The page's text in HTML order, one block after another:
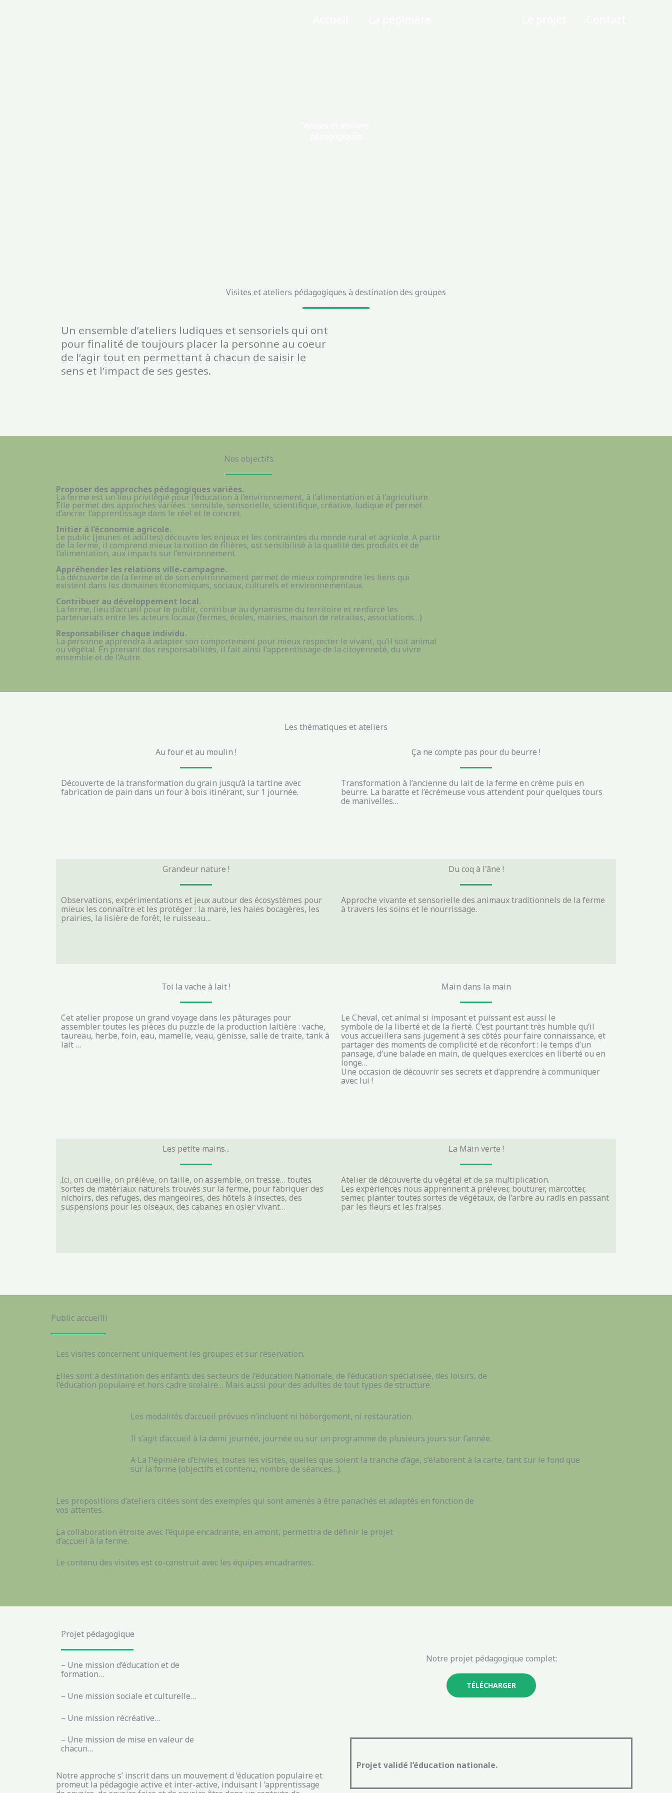
Visites et ateliers pédagogiques à destination des groupes
Un ensemble d’ateliers ludiques et sensoriels qui ont
pour finalité de toujours placer la personne au coeur
de l’agir tout en permettant à chacun de saisir le
sens et l’impact de ses gestes.
Nos objectifs
Proposer des approches pédagogiques variées.
La ferme est un lieu privilégié pour l’éducation à l’environnement, à l’alimentation et à l’agriculture.
Elle permet des approches variées : sensible, sensorielle, scientifique, créative, ludique et permet
d’ancrer l’apprentissage dans le réel et le concret.
Initier à l’économie agricole.
Le public (jeunes et adultes) découvre les enjeux et les contraintes du monde rural et agricole. A partir
de la ferme, il comprend mieux la notion de filières, est sensibilisé à la qualité des produits et de
l’alimentation, aux impacts sur l’environnement.
Appréhender les relations ville-campagne.
La découverte de la ferme et de son environnement permet de mieux comprendre les liens qui
existent dans les domaines économiques, sociaux, culturels et environnementaux.
Contribuer au développement local.
La ferme, lieu d’accueil pour le public, contribue au dynamisme du territoire et renforce les
partenariats entre les acteurs locaux (fermes, écoles, mairies, maison de retraites, associations…)
Responsabiliser chaque individu.
La personne apprendra à adapter son comportement pour mieux respecter le vivant, qu’il soit animal
ou végétal. En prenant des responsabilités, il fait ainsi l’apprentissage de la citoyenneté, du vivre
ensemble et de l’Autre.
Les thématiques et ateliers
Au four et au moulin !
Découverte de la transformation du grain jusqu’à la tartine avec
fabrication de pain dans un four à bois itinérant, sur 1 journée.
Ça ne compte pas pour du beurre !
Transformation à l’ancienne du lait de la ferme en crème puis en
beurre. La baratte et l’écrémeuse vous attendent pour quelques tours
de manivelles…
Grandeur nature !
Observations, expérimentations et jeux autour des écosystèmes pour
mieux les connaître et les protéger : la mare, les haies bocagères, les
prairies, la lisière de forêt, le ruisseau…
Du coq à l'âne !
Approche vivante et sensorielle des animaux traditionnels de la ferme
à travers les soins et le nourrissage.
Toi la vache à lait !
Cet atelier propose un grand voyage dans les pâturages pour
assembler toutes les pièces du puzzle de la production laitière : vache,
taureau, herbe, foin, eau, mamelle, veau, génisse, salle de traite, tank à
lait …
Main dans la main
Le Cheval, cet animal si imposant et puissant est aussi le
symbole de la liberté et de la fierté. C’est pourtant très humble qu’il
vous accueillera sans jugement à ses côtés pour faire connaissance, et
partager des moments de complicité et de réconfort : le temps d’un
pansage, d’une balade en main, de quelques exercices en liberté ou en
longe…
Une occasion de découvrir ses secrets et d’apprendre à communiquer
avec lui !
Les petite mains...
Ici, on cueille, on prélève, on taille, on assemble, on tresse… toutes
sortes de matériaux naturels trouvés sur la ferme, pour fabriquer des
nichoirs, des refuges, des mangeoires, des hôtels à insectes, des
suspensions pour les oiseaux, des cabanes en osier vivant…
La Main verte !
Atelier de découverte du végétal et de sa multiplication.
Les expériences nous apprennent à prélever, bouturer, marcotter,
semer, planter toutes sortes de végétaux, de l’arbre au radis en passant
par les fleurs et les fraises.
Public accueilli
Les visites concernent uniquement les groupes et sur réservation.
Elles sont à destination des enfants des secteurs de l’éducation Nationale, de l’éducation spécialisée, des loisirs, de
l’éducation populaire et hors cadre scolaire… Mais aussi pour des adultes de tout types de structure.
Les modalités d’accueil prévues n’incluent ni hébergement, ni restauration.
Il s’agit d’accueil à la demi journée, journée ou sur un programme de plusieurs jours sur l’année.
A La Pépinière d’Envies, toutes les visites, quelles que soient la tranche d’âge, s’élaborent à la carte, tant sur le fond que
sur la forme (objectifs et contenu, nombre de séances…).
Les propositions d’ateliers citées sont des exemples qui sont amenés à être panachés et adaptés en fonction de
vos attentes.
La collaboration étroite avec l’équipe encadrante, en amont, permettra de définir le projet
d’accueil à la ferme.
Le contenu des visites est co-construit avec les équipes encadrantes.
Projet pédagogique
– Une mission d’éducation et de
formation…
– Une mission sociale et culturelle…
– Une mission récréative…
– Une mission de mise en valeur de
chacun…
Notre approche s’ inscrit dans un mouvement d ’éducation populaire et
promeut la pédagogie active et inter-active, induisant l ’apprentissage
Notre projet pédagogique complet:
TÉLÉCHARGER
Projet validé l’éducation nationale.